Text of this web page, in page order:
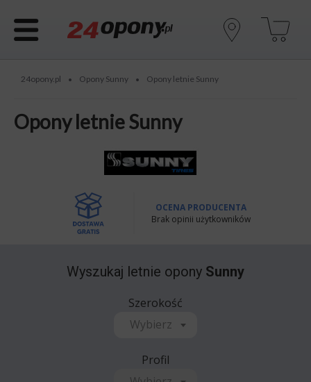
24opony.pl • Opony Sunny • Opony letnie Sunny
Opony letnie Sunny
OCENA PRODUCENTA
Brak opinii użytkowników
Wyszukaj letnie opony Sunny
Szerokość
Wybierz
Profil